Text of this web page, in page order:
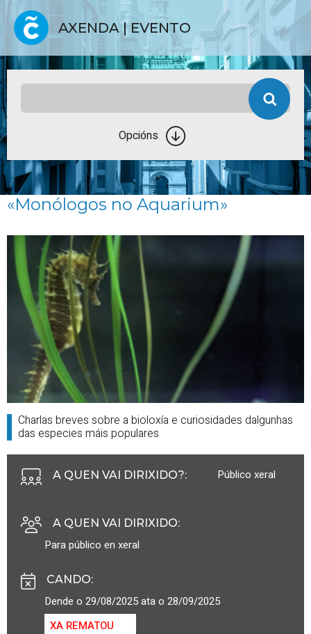
AXENDA | EVENTO
Opcións
«Monólogos no Aquarium»
Charlas breves sobre a bioloxía e curiosidades dalgunhas
das especies máis populares
A QUEN VAI DIRIXIDO?: Público xeral
A QUEN VAI DIRIXIDO:
Para público en xeral
CANDO:
Dende o 29/08/2025 ata o 28/09/2025
XA REMATOU